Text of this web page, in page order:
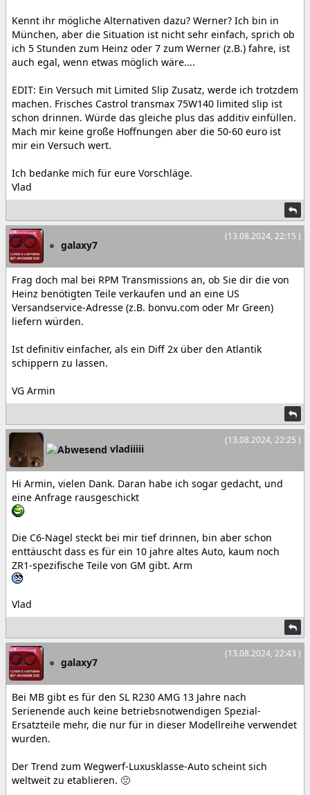
Kennt ihr mögliche Alternativen dazu? Werner? Ich bin in
München, aber die Situation ist nicht sehr einfach, sprich ob
ich 5 Stunden zum Heinz oder 7 zum Werner (z.B.) fahre, ist
auch egal, wenn etwas möglich wäre....
EDIT: Ein Versuch mit Limited Slip Zusatz, werde ich trotzdem
machen. Frisches Castrol transmax 75W140 limited slip ist
schon drinnen. Würde das gleiche plus das additiv einfüllen.
Mach mir keine große Hoffnungen aber die 50-60 euro ist
mir ein Versuch wert.
Ich bedanke mich für eure Vorschläge.
Vlad
(13.08.2024, 22:15 )
galaxy7
Frag doch mal bei RPM Transmissions an, ob Sie dir die von
Heinz benötigten Teile verkaufen und an eine US
Versandservice-Adresse (z.B. bonvu.com oder Mr Green)
liefern würden.
Ist definitiv einfacher, als ein Diff 2x über den Atlantik
schippern zu lassen.
VG Armin
(13.08.2024, 22:25 )
vladiiiii
Hi Armin, vielen Dank. Daran habe ich sogar gedacht, und
eine Anfrage rausgeschickt
Die C6-Nagel steckt bei mir tief drinnen, bin aber schon
enttäuscht dass es für ein 10 jahre altes Auto, kaum noch
ZR1-spezifische Teile von GM gibt. Arm
Vlad
(13.08.2024, 22:43 )
galaxy7
Bei MB gibt es für den SL R230 AMG 13 Jahre nach
Serienende auch keine betriebsnotwendigen Spezial-
Ersatzteile mehr, die nur für in dieser Modellreihe verwendet
wurden.
Der Trend zum Wegwerf-Luxusklasse-Auto scheint sich
weltweit zu etablieren. 🤢